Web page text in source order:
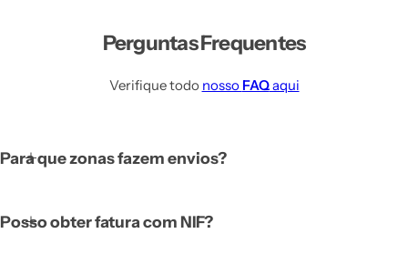
Perguntas Frequentes
Verifique todo nosso FAQaqui
Para que zonas fazem envios?
Posso obter fatura com NIF?